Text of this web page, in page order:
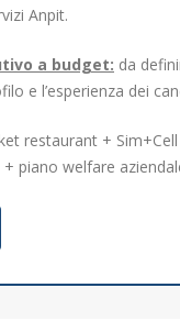
Anpit.
a budget: da
e l’esperienza dei
restaurant +
piano welfare